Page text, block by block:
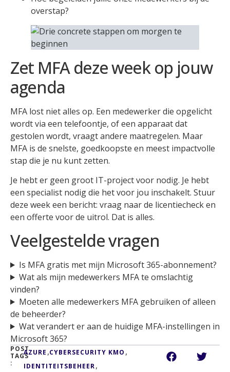
overstap?
Zet MFA deze week op jouw
agenda
MFA lost niet alles op. Een medewerker die opgelicht
wordt via een telefoontje, of een apparaat dat
gestolen wordt, vraagt andere maatregelen. Maar
MFA is de snelste, goedkoopste en meest impactvolle
stap die je nu kunt zetten.
Je hebt er geen groot IT-project voor nodig. Je hebt
een specialist nodig die het voor jou inschakelt. Stuur
deze week een bericht: vraag naar de licentiecheck en
een offerte voor de uitrol. Dat is alles.
Veelgestelde vragen
Is MFA gratis met mijn Microsoft 365-abonnement?
Wat als mijn medewerkers MFA te omslachtig
vinden?
Moeten alle medewerkers MFA gebruiken of alleen
de beheerder?
Wat verandert er aan de huidige MFA-instellingen in
Microsoft 365?
POST
TAGS
:
AZURE ,CYBERSECURITY KMO ,
IDENTITEITSBEHEER,